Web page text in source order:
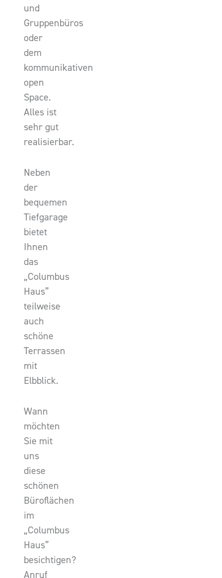
und
Gruppenbüros
oder
dem
kommunikativen
open
Space.
Alles ist
sehr gut
realisierbar.
Neben
der
bequemen
Tiefgarage
bietet
Ihnen
das
„Columbus
Haus”
teilweise
auch
schöne
Terrassen
mit
Elbblick.
Wann
möchten
Sie mit
uns
diese
schönen
Büroflächen
im
„Columbus
Haus”
besichtigen?
Anruf